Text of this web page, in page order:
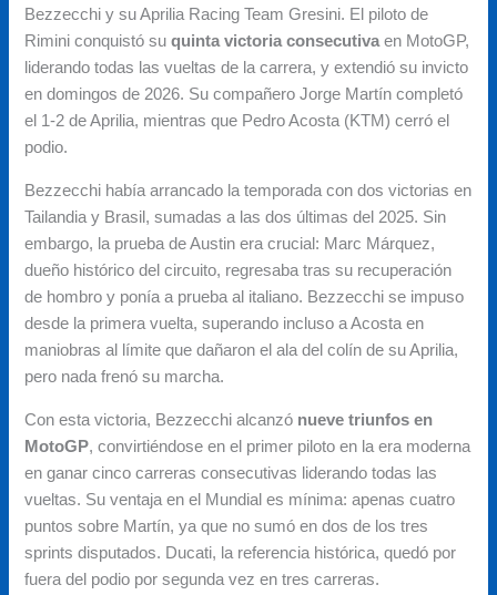
Bezzecchi y su Aprilia Racing Team Gresini. El piloto de
Rimini conquistó suquinta victoria consecutiva en MotoGP,
liderando todas las vueltas de la carrera, y extendió su invicto
en domingos de 2026. Su compañero Jorge Martín completó
el 1-2 de Aprilia, mientras que Pedro Acosta (KTM) cerró el
podio.
Bezzecchi había arrancado la temporada con dos victorias en
Tailandia y Brasil, sumadas a las dos últimas del 2025. Sin
embargo, la prueba de Austin era crucial: Marc Márquez,
dueño histórico del circuito, regresaba tras su recuperación
de hombro y ponía a prueba al italiano. Bezzecchi se impuso
desde la primera vuelta, superando incluso a Acosta en
maniobras al límite que dañaron el ala del colín de su Aprilia,
pero nada frenó su marcha.
Con esta victoria, Bezzecchi alcanzó nueve triunfos en
MotoGP, convirtiéndose en el primer piloto en la era moderna
en ganar cinco carreras consecutivas liderando todas las
vueltas. Su ventaja en el Mundial es mínima: apenas cuatro
puntos sobre Martín, ya que no sumó en dos de los tres
sprints disputados. Ducati, la referencia histórica, quedó por
fuera del podio por segunda vez en tres carreras.